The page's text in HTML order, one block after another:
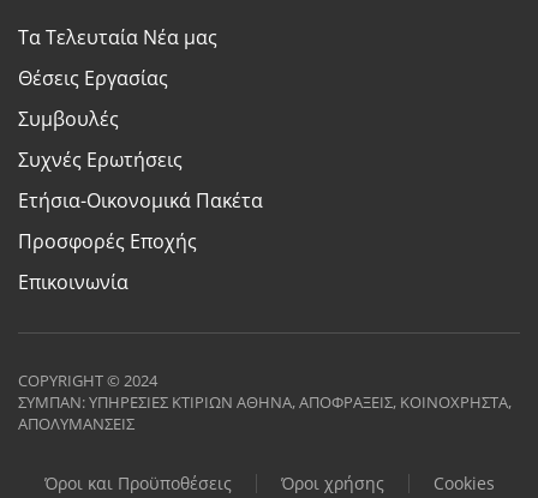
Τα Τελευταία Νέα μας
Θέσεις Εργασίας
Συμβουλές
Συχνές Ερωτήσεις
Ετήσια-Οικονομικά Πακέτα
Προσφορές Εποχής
Επικοινωνία
COPYRIGHT © 2024
ΣΥΜΠΑΝ: ΥΠΗΡΕΣΙΕΣ ΚΤΙΡΙΩΝ ΑΘΗΝΑ, ΑΠΟΦΡΑΞΕΙΣ, ΚΟΙΝΟΧΡΗΣΤΑ,
ΑΠΟΛΥΜΑΝΣΕΙΣ
Όροι και Προϋποθέσεις Όροι χρήσης Cookies